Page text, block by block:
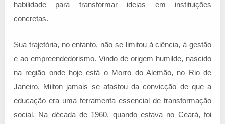
habilidade para transformar ideias em instituições
concretas.
Sua trajetória, no entanto, não se limitou à ciência, à gestão
e ao empreendedorismo. Vindo de origem humilde, nascido
na região onde hoje está o Morro do Alemão, no Rio de
Janeiro, Milton jamais se afastou da convicção de que a
educação era uma ferramenta essencial de transformação
social. Na década de 1960, quando estava no Ceará, foi